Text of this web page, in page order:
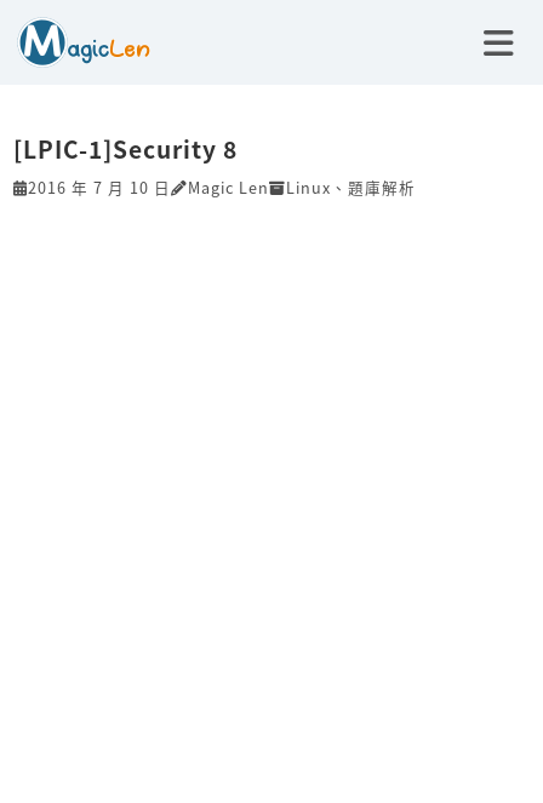
[LPIC-1]Security 8
2016 年 7 月 10 日 Magic Len Linux 、 題庫解析